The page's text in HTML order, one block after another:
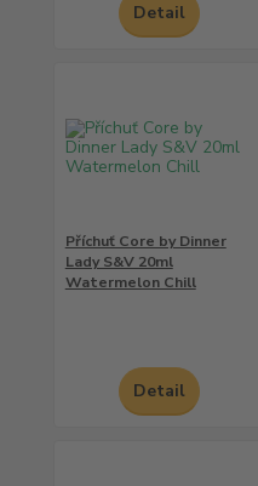
Detail
Příchuť Core by Dinner
Lady S&V 20ml
Watermelon Chill
Detail